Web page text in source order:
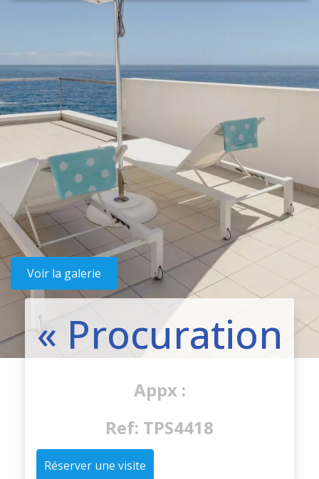
Voir la galerie
« Procuration
Appx :
Ref: TPS4418
Réserver une visite